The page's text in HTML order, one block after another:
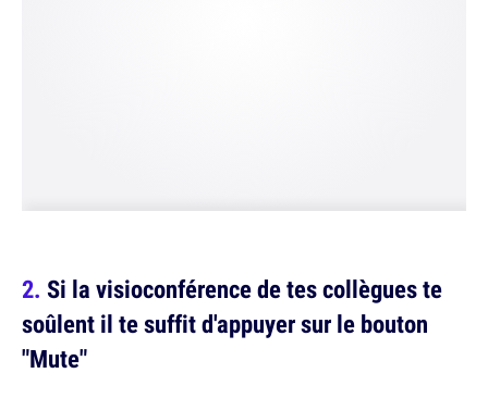
Si la visioconférence de tes collègues te
soûlent il te suffit d'appuyer sur le bouton
"Mute"